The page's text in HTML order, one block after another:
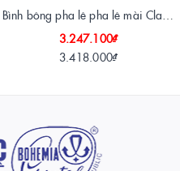
Bình bông pha lê pha lê mài Classic Bohemia Tiệp Khắc 40 cm
3.247.100₫
3.418.000₫